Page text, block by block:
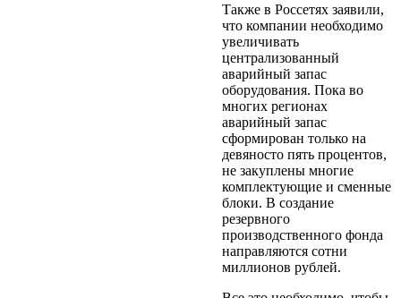
Также в Россетях заявили,
что компании необходимо
увеличивать
централизованный
аварийный запас
оборудования. Пока во
многих регионах
аварийный запас
сформирован только на
девяносто пять процентов,
не закуплены многие
комплектующие и сменные
блоки. В создание
резервного
производственного фонда
направляются сотни
миллионов рублей.